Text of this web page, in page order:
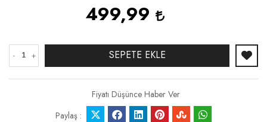
499,99
- + SEPETE EKLE
Fiyatı Düşünce Haber Ver
Paylaş :